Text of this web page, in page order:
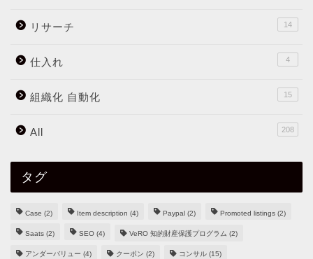
リサーチ 14
仕入れ 4
組織化 自動化 15
All 208
タグ
Case (2) Item description (4) Paypal (2) Promoted listings (2)
Saats (2) SEO (4) VeRO 知的財産保護プログラム (2)
アンダーバリュー (4) クーポン (2) コンサル (15)